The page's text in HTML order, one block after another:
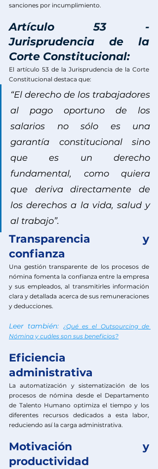
sanciones por incumplimiento.
Artículo 53
Jurisprudencia de la
Corte Constitucional:
El artículo 53 de la Jurisprudencia de la Corte
Constitucional destaca que:
“El derecho de los trabajadores
al pago oportuno de los
salarios no sólo es una
garantía constitucional sino
que es un derecho
fundamental, como quiera
que deriva directamente de
los derechos a la vida, salud y
al trabajo”.
Transparencia y
confianza
Una gestión transparente de los procesos de
nómina fomenta la confianza entre la empresa
y sus empleados, al transmitirles información
clara y detallada acerca de sus remuneraciones
y deducciones.
Leer también: ¿Qué es el Outsourcing de
Nómina y cuáles son sus beneficios?
Eficiencia
administrativa
La automatización y sistematización de los
procesos de nómina desde el Departamento
de Talento Humano optimiza el tiempo y los
diferentes recursos dedicados a esta labor,
reduciendo así la carga administrativa.
Motivación y
productividad